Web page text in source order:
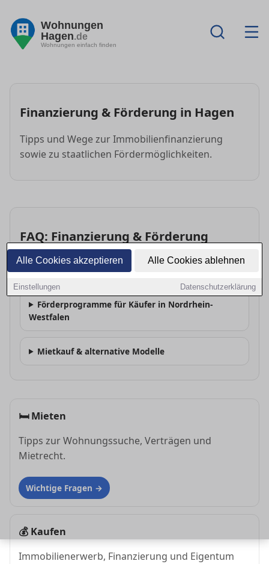
Alle Cookies akzeptieren Alle Cookies ablehnen
Einstellungen Datenschutzerklärung
Wohnungen
Hagen.de
Wohnungen einfach finden
Finanzierung & Förderung in Hagen
Tipps und Wege zur Immobilienfinanzierung
sowie zu staatlichen Fördermöglichkeiten.
FAQ: Finanzierung & Förderung
Wie finanziere ich den Kauf in Hagen?
Förderprogramme für Käufer in Nordrhein-
Westfalen
Mietkauf & alternative Modelle
🛏Mieten
Tipps zur Wohnungssuche, Verträgen und
Mietrecht.
Wichtige Fragen
💰 Kaufen
Immobilienerwerb, Finanzierung und Eigentum